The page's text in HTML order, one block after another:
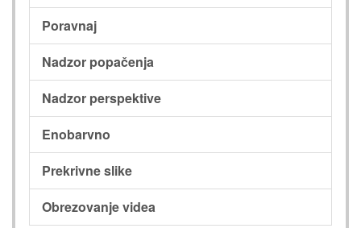
Poravnaj
Nadzor popačenja
Nadzor perspektive
Enobarvno
Prekrivne slike
Obrezovanje videa